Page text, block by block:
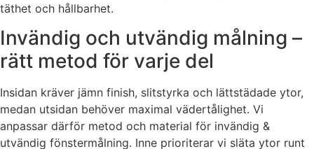
täthet och hållbarhet.
Invändig och utvändig målning –
rätt metod för varje del
Insidan kräver jämn finish, slitstyrka och lättstädade ytor,
medan utsidan behöver maximal vädertålighet. Vi
anpassar därför metod och material för invändig &
utvändig fönstermålning. Inne prioriterar vi släta ytor runt